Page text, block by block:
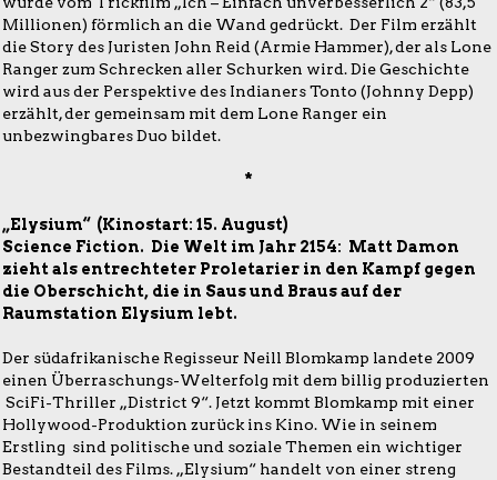
Millionen) förmlich an die Wand gedrückt. Der Film erzählt
die Story des Juristen John Reid (Armie Hammer), der als Lone
Ranger zum Schrecken aller Schurken wird. Die Geschichte
wird aus der Perspektive des Indianers Tonto (Johnny Depp)
erzählt, der gemeinsam mit dem Lone Ranger ein
unbezwingbares Duo bildet.
*
„Elysium“ (Kinostart: 15. August)
Science Fiction. Die Welt im Jahr 2154: Matt Damon
zieht als entrechteter Proletarier in den Kampf gegen
die Oberschicht, die in Saus und Braus auf der
Raumstation Elysium lebt.
Der südafrikanische Regisseur Neill Blomkamp landete 2009
einen Überraschungs-Welterfolg mit dem billig produzierten
SciFi-Thriller „District 9“. Jetzt kommt Blomkamp mit einer
Hollywood-Produktion zurück ins Kino. Wie in seinem
Erstling sind politische und soziale Themen ein wichtiger
Bestandteil des Films. „Elysium“ handelt von einer streng